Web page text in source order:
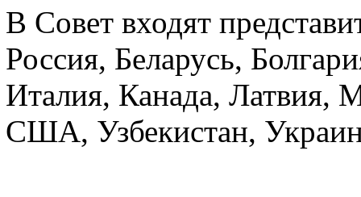
В Совет входят
Россия, Беларусь,
Италия, Канада, Латвия,
США, Узбекистан,